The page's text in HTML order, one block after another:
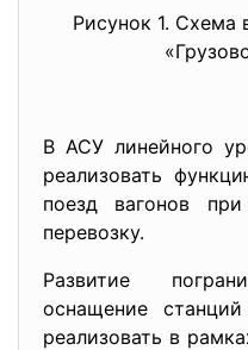
Рисунок 1. Схема
В АСУ линейного
реализовать
поезд вагонов
перевозку.
Развитие
оснащение
реализовать в